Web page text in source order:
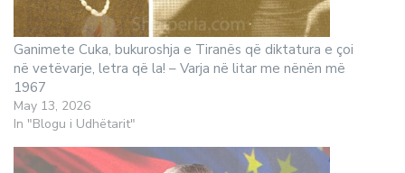
Ganimete Cuka, bukuroshja e Tiranës që diktatura e çoi
në vetëvarje, letra që la! – Varja në litar me nënën më
1967
May 13, 2026
In "Blogu i Udhëtarit"